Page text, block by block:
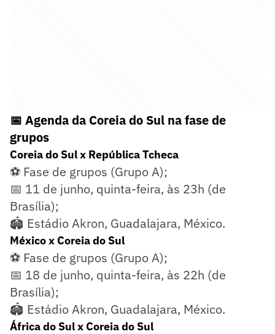
📅 Agenda da Coreia do Sul na fase de
grupos
Coreia do Sul x República Tcheca
⚽ Fase de grupos (Grupo A);
📅 11 de junho, quinta-feira, às 23h (de
Brasília);
🏟️ Estádio Akron, Guadalajara, México.
México x Coreia do Sul
⚽ Fase de grupos (Grupo A);
📅 18 de junho, quinta-feira, às 22h (de
Brasília);
🏟️ Estádio Akron, Guadalajara, México.
África do Sul x Coreia do Sul